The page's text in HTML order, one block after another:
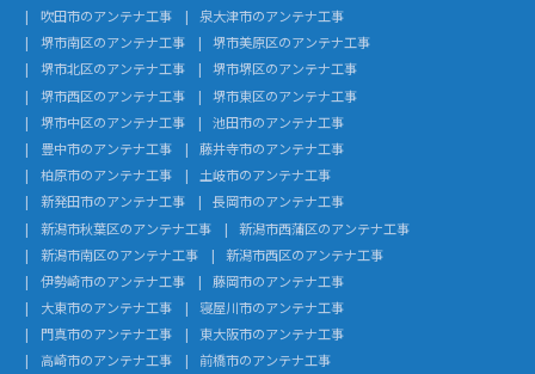
吹田市のアンテナ工事
泉大津市のアンテナ工事
堺市南区のアンテナ工事
堺市美原区のアンテナ工事
堺市北区のアンテナ工事
堺市堺区のアンテナ工事
堺市西区のアンテナ工事
堺市東区のアンテナ工事
堺市中区のアンテナ工事
池田市のアンテナ工事
豊中市のアンテナ工事
藤井寺市のアンテナ工事
柏原市のアンテナ工事
土岐市のアンテナ工事
新発田市のアンテナ工事
長岡市のアンテナ工事
新潟市秋葉区のアンテナ工事
新潟市西蒲区のアンテナ工事
新潟市南区のアンテナ工事
新潟市西区のアンテナ工事
伊勢崎市のアンテナ工事
藤岡市のアンテナ工事
大東市のアンテナ工事
寝屋川市のアンテナ工事
門真市のアンテナ工事
東大阪市のアンテナ工事
高崎市のアンテナ工事
前橋市のアンテナ工事